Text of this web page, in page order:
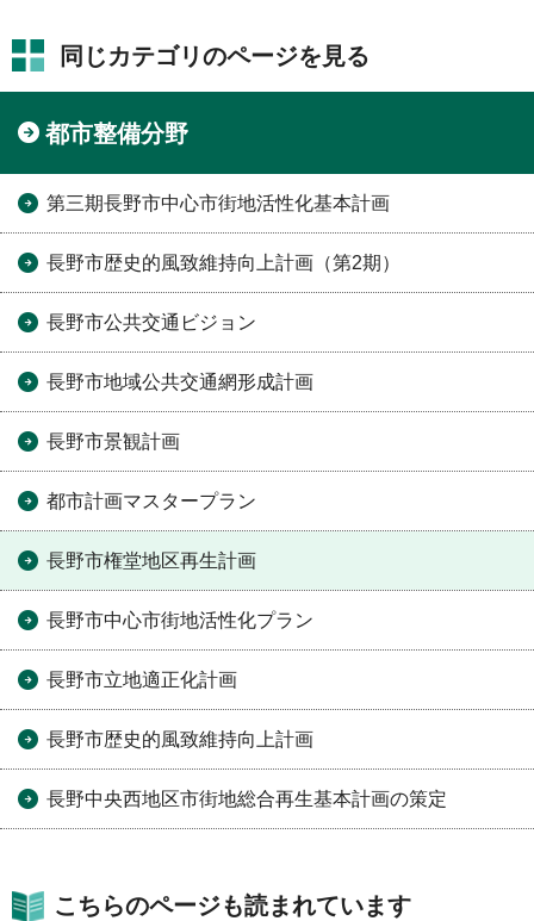
同じカテゴリのページを見る
都市整備分野
第三期長野市中心市街地活性化基本計画
長野市歴史的風致維持向上計画（第2期）
長野市公共交通ビジョン
長野市地域公共交通網形成計画
長野市景観計画
都市計画マスタープラン
長野市権堂地区再生計画
長野市中心市街地活性化プラン
長野市立地適正化計画
長野市歴史的風致維持向上計画
長野中央西地区市街地総合再生基本計画の策定
こちらのページも読まれています